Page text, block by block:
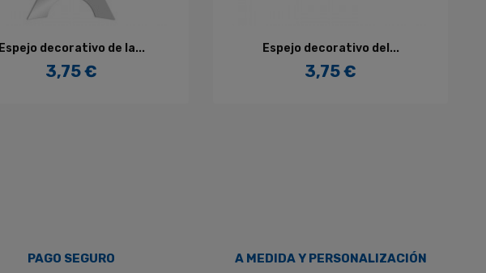
AÑADIR AL CARRITO
Espejo decorativo de la...
Precio
3,75 €
AÑADIR AL CARRITO
Espejo decorativo del...
Precio
3,75 €
PAGO SEGURO A MEDIDA Y PERSONALIZACIÓN